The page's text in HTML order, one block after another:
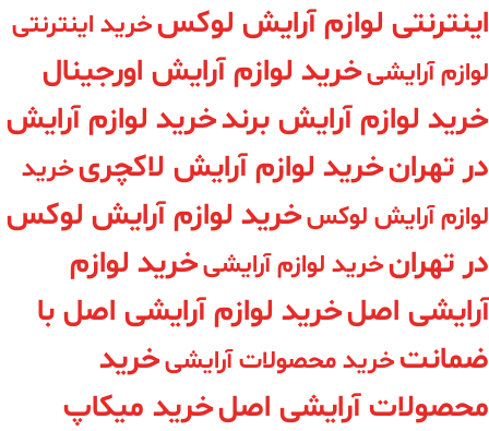
اینترنتی لوازم آرایش لوکسخرید اینترنتی
لوازم آرایشیخرید لوازم آرایش اورجینال
خرید لوازم آرایش برندخرید لوازم آرایش
در تهرانخرید لوازم آرایش لاکچریخرید
لوازم آرایش لوکسخرید لوازم آرایش لوکس
در تهرانخرید لوازم آرایشیخرید لوازم
آرایشی اصلخرید لوازم آرایشی اصل با
ضمانتخرید محصولات آرایشیخرید
محصولات آرایشی اصلخرید میکاپ